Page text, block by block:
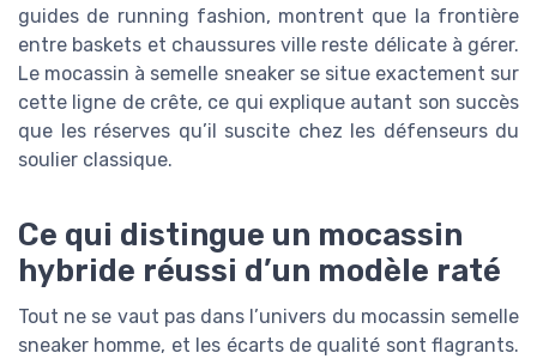
guides de running fashion, montrent que la frontière
entre baskets et chaussures ville reste délicate à gérer.
Le mocassin à semelle sneaker se situe exactement sur
cette ligne de crête, ce qui explique autant son succès
que les réserves qu’il suscite chez les défenseurs du
soulier classique.
Ce qui distingue un mocassin
hybride réussi d’un modèle raté
Tout ne se vaut pas dans l’univers du mocassin semelle
sneaker homme, et les écarts de qualité sont flagrants.